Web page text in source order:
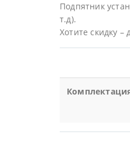
Подпятник
т.д).
Хотите скидку